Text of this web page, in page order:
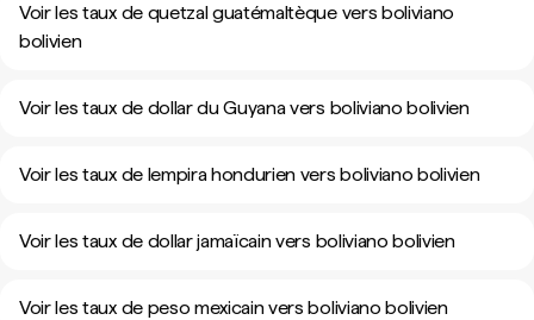
Voir les taux de quetzal guatémaltèque vers boliviano
bolivien
Voir les taux de dollar du Guyana vers boliviano bolivien
Voir les taux de lempira hondurien vers boliviano bolivien
Voir les taux de dollar jamaïcain vers boliviano bolivien
Voir les taux de peso mexicain vers boliviano bolivien